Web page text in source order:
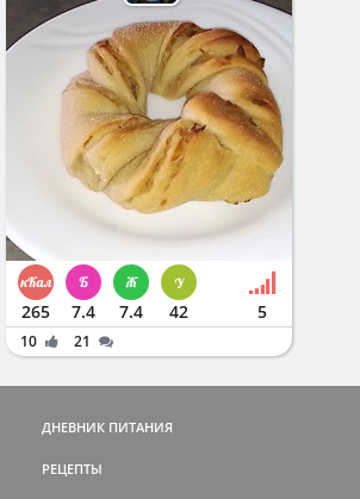
265 7.4 7.4 42 5
10 21
ДНЕВНИК ПИТАНИЯ
РЕЦЕПТЫ